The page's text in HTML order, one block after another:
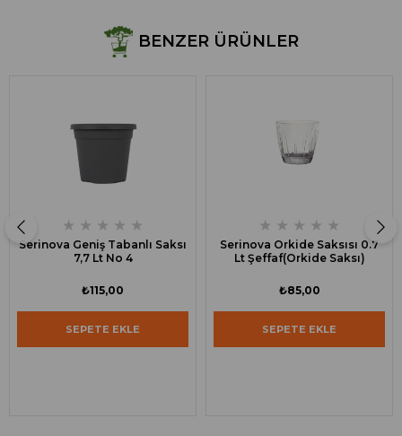
BENZER ÜRÜNLER
★ ★ ★ ★ ★
Serinova Geniş Tabanlı Saksı
7,7 Lt No 4
₺115,00
SEPETE EKLE
★ ★ ★ ★ ★
Serinova Orkide Saksısı 0.7
Lt Şeffaf(Orkide Saksı)
₺85,00
SEPETE EKLE